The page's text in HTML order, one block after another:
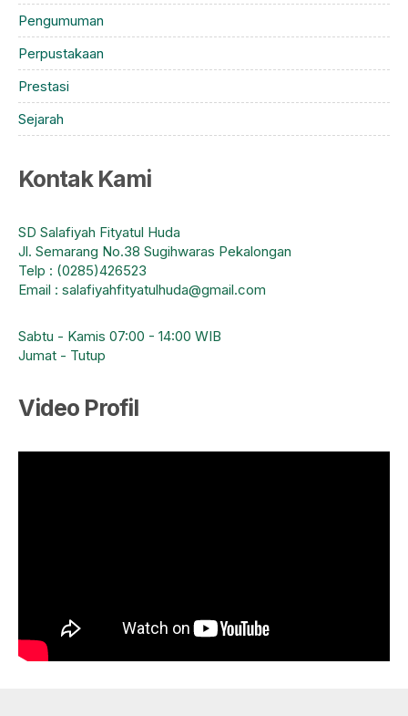
Pengumuman
Perpustakaan
Prestasi
Sejarah
Kontak Kami
SD Salafiyah Fityatul Huda
Jl. Semarang No.38 Sugihwaras Pekalongan
Telp : (0285)426523
Email : salafiyahfityatulhuda@gmail.com
Sabtu - Kamis 07:00 - 14:00 WIB
Jumat - Tutup
Video Profil